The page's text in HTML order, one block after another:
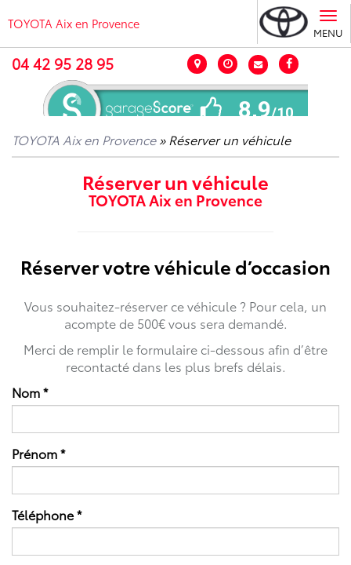
MENU
TOYOTA Aix en Provence
04 42 95 28 95
TOYOTA Aix en Provence» Réserver un véhicule
Réserver un véhicule
TOYOTA Aix en Provence
Réserver votre véhicule d’occasion
Vous souhaitez-réserver ce véhicule ? Pour cela, un
acompte de 500€ vous sera demandé.
Merci de remplir le formulaire ci-dessous afin d’être
recontacté dans les plus brefs délais.
Nom*
Prénom*
Téléphone*